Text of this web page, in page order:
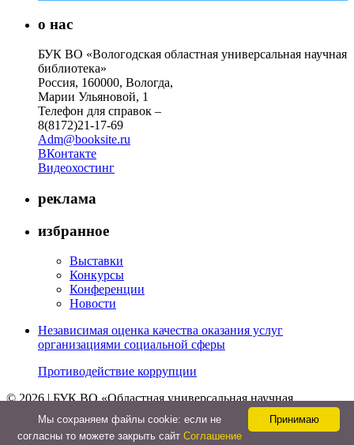
о нас
БУК ВО «Вологодская областная универсальная научная
библиотека»
Россия, 160000, Вологда,
Марии Ульяновой, 1
Телефон для справок –
8(8172)21-17-69
Adm@booksite.ru
ВКонтакте
Видеохостинг
реклама
избранное
Выставки
Конкурсы
Конференции
Новости
Независимая оценка качества оказания услуг
организациями социальной сферы
Противодействие коррупции
© 2026 | БУК ВО «Областная универсальная научная
библиотека»
Принимаю
Мы cохраняем файлы cookie: если не
согласны то можете закрыть сайт Соглашение